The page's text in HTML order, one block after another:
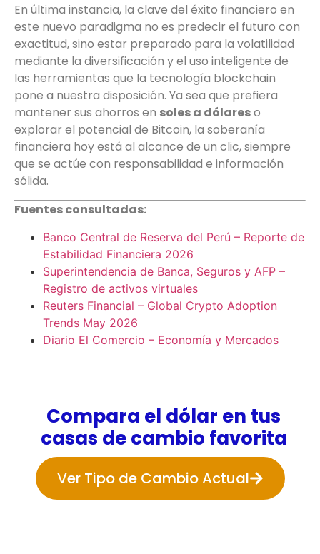
En última instancia, la clave del éxito financiero en
este nuevo paradigma no es predecir el futuro con
exactitud, sino estar preparado para la volatilidad
mediante la diversificación y el uso inteligente de
las herramientas que la tecnología blockchain
pone a nuestra disposición. Ya sea que prefiera
mantener sus ahorros en soles a dólareso
explorar el potencial de Bitcoin, la soberanía
financiera hoy está al alcance de un clic, siempre
que se actúe con responsabilidad e información
sólida.
Fuentes consultadas:
Banco Central de Reserva del Perú – Reporte de
Estabilidad Financiera 2026
Superintendencia de Banca, Seguros y AFP –
Registro de activos virtuales
Reuters Financial – Global Crypto Adoption
Trends May 2026
Diario El Comercio – Economía y Mercados
Compara el dólar en tus
casas de cambio favorita
Ver Tipo de Cambio Actual